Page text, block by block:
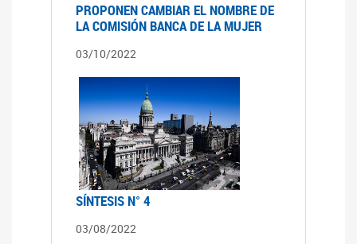
PROPONEN CAMBIAR EL NOMBRE DE
LA COMISIÓN BANCA DE LA MUJER
03/10/2022
SÍNTESIS N° 4
03/08/2022